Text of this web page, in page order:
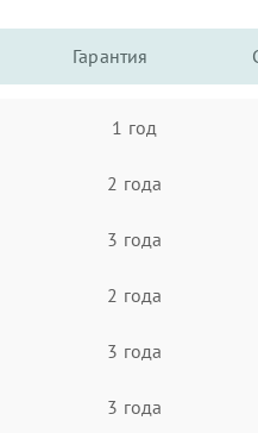
Гарантия
1 год
2 года
3 года
2 года
3 года
3 года